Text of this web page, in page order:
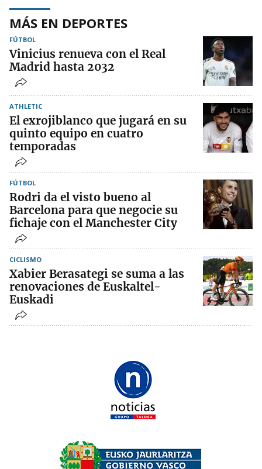
MÁS EN DEPORTES
FÚTBOL
Vinicius renueva con el Real
Madrid hasta 2032
ATHLETIC
El exrojiblanco que jugará en su
quinto equipo en cuatro
temporadas
FÚTBOL
Rodri da el visto bueno al
Barcelona para que negocie su
fichaje con el Manchester City
CICLISMO
Xabier Berasategi se suma a las
renovaciones de Euskaltel-
Euskadi